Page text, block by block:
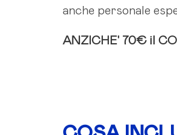
anche personale
ANZICHE' 70€ il